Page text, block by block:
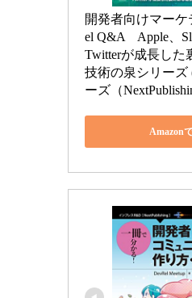
開発者向けマーケ
el Q&A　Apple、
Twitterが成長した
技術の泉シリーズ
ーズ（
Amazon